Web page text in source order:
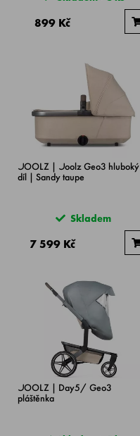
899 Kč
JOOLZ | Joolz Geo3 hluboký
díl | Sandy taupe
Skladem
7 599 Kč
JOOLZ | Day5/ Geo3
pláštěnka